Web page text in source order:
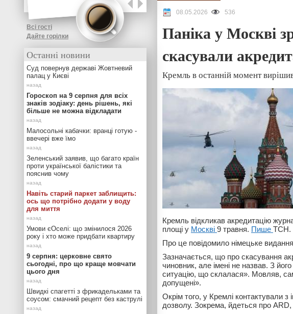
08.05.2026 536
Паніка у Москві
скасували
Кремль в останній момент
Кремль відкликав акредитацію
площі у Москві 9 травня. Пише ТСН.
Про це повідомило німецьке видання
Зазначається, що про скасування
чиновник, але імені не назвав. З
ситуацію, що склалася». Мовляв,
допущені».
Окрім того, у Кремлі контактували
дозволу. Зокрема, йдеться про ARD,
Всі гості
Дайте горілки
Останні новини
Суд повернув державі Жовтневий
палац у Києві
Гороскоп на 9 серпня для всіх
знаків зодіаку: день рішень, які
більше не можна відкладати
Малосольні кабачки: вранці готую -
ввечері вже їмо
Зеленський заявив, що багато країн
проти української балістики та
пояснив чому
Навіть старий паркет заблищить:
ось що потрібно додати у воду
для миття
Умови єОселі: що змінилося 2026
року і хто може придбати квартиру
9 серпня: церковне свято
сьогодні, про що краще мовчати
цього дня
Швидкі спагетті з фрикадельками та
соусом: смачний рецепт без каструлі